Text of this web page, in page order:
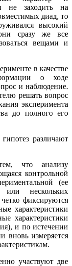
не заходить на
диад, то
высокий
сразу же все
вещами и
в качестве
о ходе
и наблюдение.
решать вопрос
эксперимента
до полного его
гипотез различают
что анализу
контрольной
(ее
нескольких
фиксируются
характеристики
характеристики
и по истечении
вновь измеряется
участвуют две